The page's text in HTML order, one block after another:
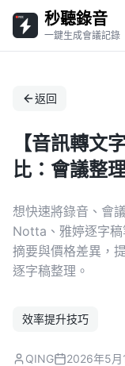
秒聽錄音
一鍵生成會議記錄
返回
【音訊轉文
比：會議整
想快速將錄音、會
Notta、雅婷逐字
摘要與價格差異，
逐字稿整理。
效率提升技巧
QING 2026年5月